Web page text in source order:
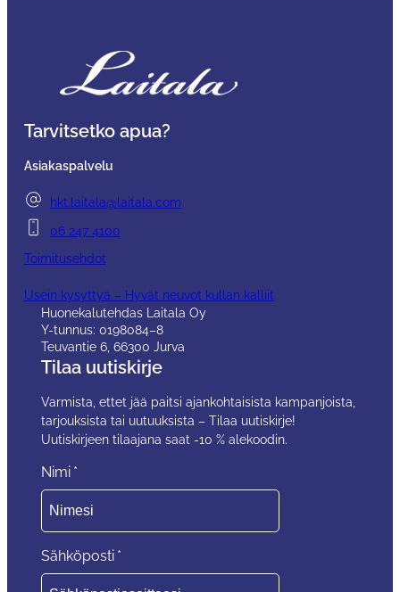
kangasta tarvitaan enemmän.
Jos haluat varmistaa oikean kangasmäärän ennen tilausta,
Omalla kankaalla tilatun tuotteen hintaan sisältyy
verhoilutyö.
Tarvitsetko apua?
Asiakaspalvelu
hkt.laitala@laitala.com
06 247 4100
Toimitusehdot
Usein kysyttyä – Hyvät neuvot kullan kalliit
Huonekalutehdas Laitala Oy
Y-tunnus: 0198084–8
Teuvantie 6, 66300 Jurva
Tilaa uutiskirje
Varmista, ettet jää paitsi ajankohtaisista kampanjoista,
tarjouksista tai uutuuksista – Tilaa uutiskirje!
Uutiskirjeen tilaajana saat -10 % alekoodin.
Nimi *
Sähköposti *